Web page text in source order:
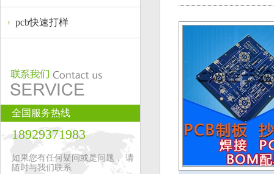
pcb快速打样
全国服务热线
18929371983
如果您有任何疑问或是问题， 请
随时与我们联系